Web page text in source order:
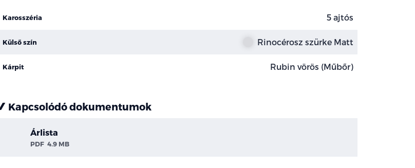
Karosszéria 5 ajtós
Külső szín Rinocérosz szürke Matt
Kárpit Rubin vörös (Műbőr)
Kapcsolódó dokumentumok
Árlista
PDF 4.9 MB